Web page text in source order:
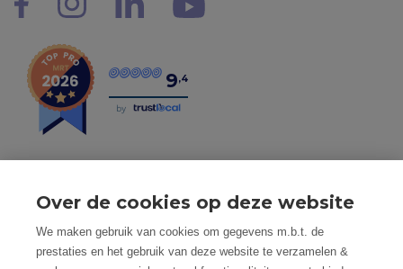
9,4
by
Mindset Real Estate bv - BTW: BE0634994563 -
Nacecode 68.100 - Maatschap. Zetel: Heuleplaats 16, 8501
Over de cookies op deze website
We maken gebruik van cookies om gegevens m.b.t. de
prestaties en het gebruik van deze website te verzamelen &